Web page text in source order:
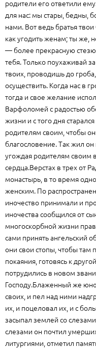
родители его ответили
для нас: мы стары, бедны,
нами. Вот ведь братья
как угодить женам; ты же,
— более прекрасную стезю
тебя. Только поухаживай
твоих, проводишь до
осуществить. Когда нас в
тогда и свое желание
Варфоломей с радостью
жизни и с того дня
родителям своим, чтобы
благословение. Так жил
угождая родителям своим
сердца.Верстах в трех от
монастырь, в то время
женским. По
иночество принимали и
иночества сообщился от
многоскорбной жизни
сами принять ангельский
они свои стопы, чтобы там
покаяния, готовясь к
потрудились в новом
Господу.Блаженный же
своих, и пел над ними
их, и поцеловал их, и с
засыпал землей со
слезами он почтил
литургиями, отметил